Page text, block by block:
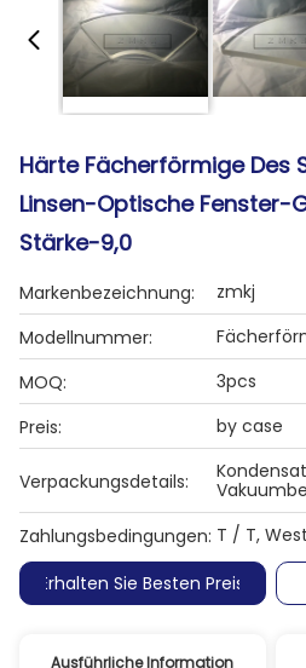
Härte Fächerförmige Des
Linsen-Optische Fenster-
Stärke-9,0
Markenbezeichnung:
zmkj
Modellnummer:
MOQ:
3pcs
Preis:
by case
Verpackungsdetails:
Zahlungsbedingungen: T / T,
Erhalten Sie Besten Preis
Ausführliche Information